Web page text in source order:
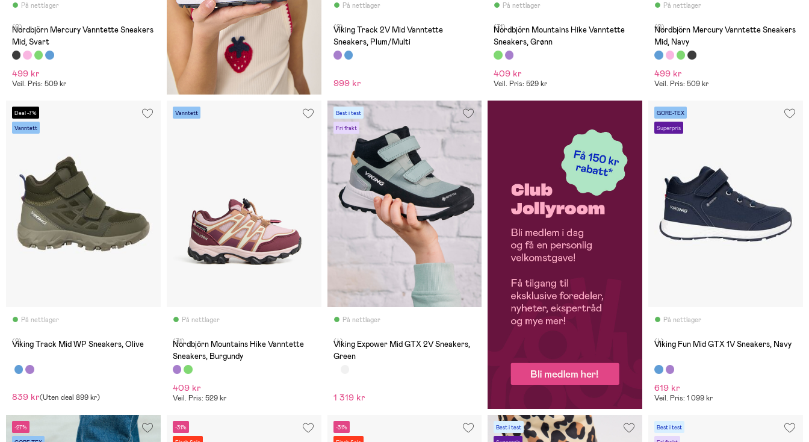
På nettlager
(0)
Nordbjörn Mercury Vanntette Sneakers
Mid, Svart
499 kr
Veil. Pris: 509 kr
På nettlager
(2)
Viking Track 2V Mid Vanntette
Sneakers, Plum/Multi
999 kr
På nettlager
(31)
Nordbjörn Mountains Hike Vanntette
Sneakers, Grønn
409 kr
Veil. Pris: 529 kr
På nettlager
(0)
Nordbjörn Mercury Vanntette Sneakers
Mid, Navy
499 kr
Veil. Pris: 509 kr
Deal -7%
Vanntett
På nettlager
(2)
Viking Track Mid WP Sneakers, Olive
839 kr(Uten deal 899 kr)
Vanntett
På nettlager
(31)
Nordbjörn Mountains Hike Vanntette
Sneakers, Burgundy
409 kr
Veil. Pris: 529 kr
Best i test
Fri frakt
På nettlager
(4)
Viking Expower Mid GTX 2V Sneakers,
Green
1 319 kr
GORE-TEX
Superpris
På nettlager
(4)
Viking Fun Mid GTX 1V Sneakers, Navy
619 kr
Veil. Pris: 1 099 kr
-27% -31% -31% Best i test Best i test